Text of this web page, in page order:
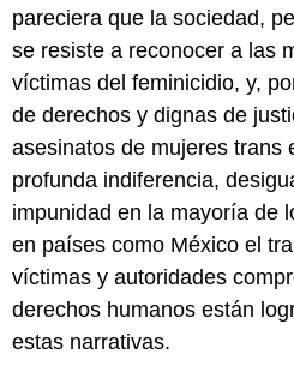
pareciera que la sociedad,
se resiste a reconocer a las
víctimas del feminicidio, y,
de derechos y dignas de
asesinatos de mujeres trans
profunda indiferencia,
impunidad en la mayoría de
en países como México el
víctimas y autoridades
derechos humanos están
estas narrativas.